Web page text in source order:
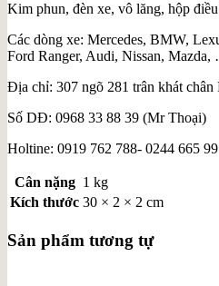
Kim phun, đèn xe, vô lăng, hộp
Các dòng xe: Mercedes, BMW,
Ford Ranger, Audi, Nissan,
Địa chỉ: 307 ngõ 281 trân khát
Số DĐ: 0968 33 88 39 (Mr Thoại)
Holtine: 0919 762 788- 0244 665
Cân nặng 1 kg
Kích thước 30 × 2 × 2 cm
Sản phẩm tương tự